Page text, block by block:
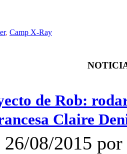
, Camp X-Ray
de Rob:
Claire
26/08/2015